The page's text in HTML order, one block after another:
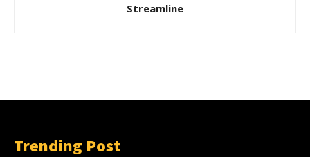
Streamline
Trending Post